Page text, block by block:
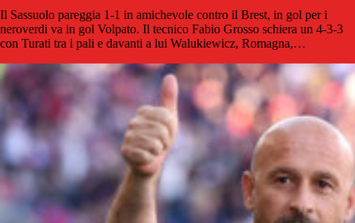
Il Sassuolo pareggia 1-1 in amichevole contro il Brest, in gol per i
neroverdi va in gol Volpato. Il tecnico Fabio Grosso schiera un 4-3-3
con Turati tra i pali e davanti a lui Walukiewicz, Romagna,…